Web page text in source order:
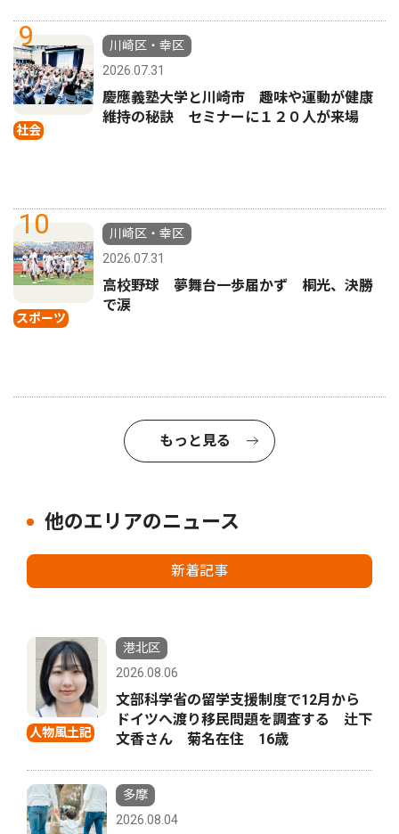
9
社会
川崎区・幸区
2026.07.31
慶應義塾大学と川崎市 趣味や運動が健康
維持の秘訣 セミナーに１２０人が来場
10
スポーツ
川崎区・幸区
2026.07.31
高校野球 夢舞台一歩届かず 桐光、決勝
で涙
もっと見る
他のエリアのニュース
新着記事
人物風土記
港北区
2026.08.06
文部科学省の留学支援制度で12月から
ドイツへ渡り移民問題を調査する 辻下
文香さん 菊名在住 16歳
多摩
2026.08.04